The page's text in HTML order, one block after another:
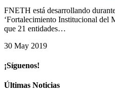
FNETH está desarrollando
‘Fortalecimiento Institucional del
que 21 entidades…
30 May 2019
¡Síguenos!
Últimas Noticias